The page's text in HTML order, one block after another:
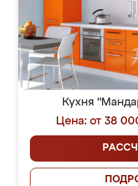
Кухня
Цена: от 38